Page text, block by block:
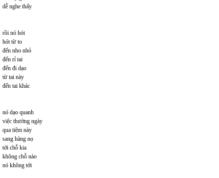
dễ nghe thấy
rồi nó hót
hót từ to
đến nho nhỏ
đến rỉ tai
đến đi dạo
từ tai này
đến tai khác
nó dạo quanh
việc thường ngày
qua tiệm này
sang hàng nọ
tới chỗ kia
không chỗ nào
nó không tới